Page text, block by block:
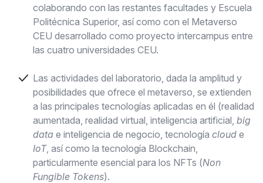
colaborando con las restantes facultades y Escuela
Politécnica Superior, así como con el Metaverso
CEU desarrollado como proyecto intercampus entre
las cuatro universidades CEU.
Las actividades del laboratorio, dada la amplitud y
posibilidades que ofrece el metaverso, se extienden
a las principales tecnologías aplicadas en él (realidad
aumentada, realidad virtual, inteligencia artificial, big
data e inteligencia de negocio, tecnología cloud e
IoT, así como la tecnología Blockchain,
particularmente esencial para los NFTs (Non
Fungible Tokens).